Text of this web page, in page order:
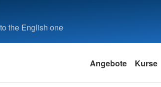
the English one
Angebote Kurse